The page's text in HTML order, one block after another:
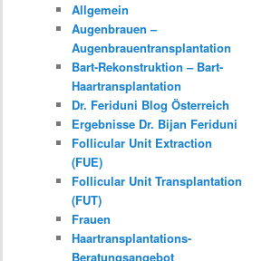
Allgemein
Augenbrauen –
Augenbrauentransplantation
Bart-Rekonstruktion – Bart-
Haartransplantation
Dr. Feriduni Blog Österreich
Ergebnisse Dr. Bijan Feriduni
Follicular Unit Extraction
(FUE)
Follicular Unit Transplantation
(FUT)
Frauen
Haartransplantations-
Beratungsangebot